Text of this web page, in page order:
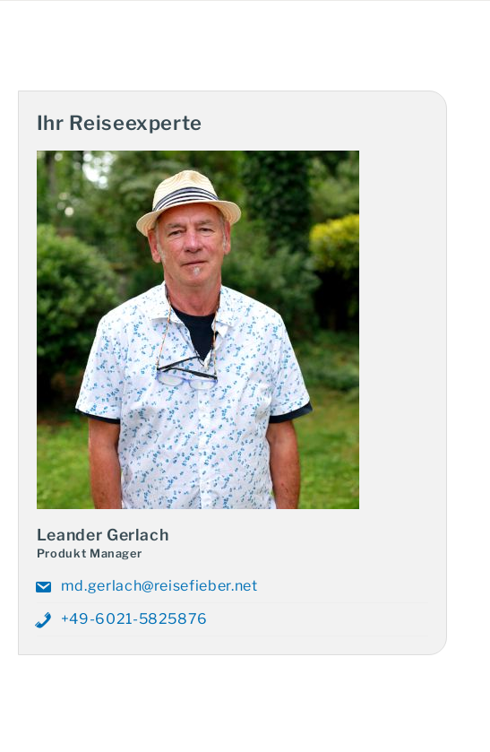
Ihr Reiseexperte
Leander Gerlach
Produkt Manager
md.gerlach@reisefieber.net
+49-6021-5825876
Ihr Reiseexperte: Leander
Gerlach